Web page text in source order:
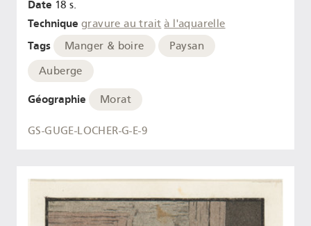
Date 18 s.
Technique gravure au trait à l'aquarelle
Tags Manger & boire
Paysan
Auberge
Géographie Morat
GS-GUGE-LOCHER-G-E-9